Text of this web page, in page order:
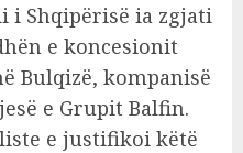
i Shqipërisë ia zgjati
e koncesionit
Bulqizë, kompanisë
e Grupit Balfin.
e justifikoi këtë